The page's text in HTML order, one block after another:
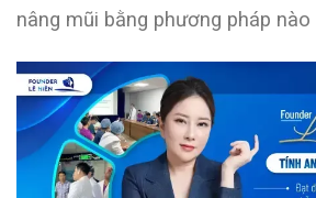
nâng mũi bằng phương pháp